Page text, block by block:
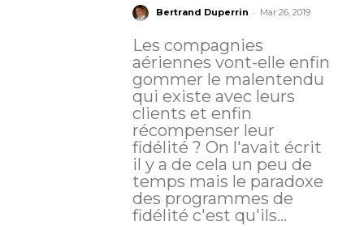
Bertrand Duperrin - Mar 26, 2019
Les compagnies
aériennes vont-elle enfin
gommer le malentendu
qui existe avec leurs
clients et enfin
récompenser leur
fidélité ? On l'avait écrit
il y a de cela un peu de
temps mais le paradoxe
des programmes de
fidélité c'est qu'ils...